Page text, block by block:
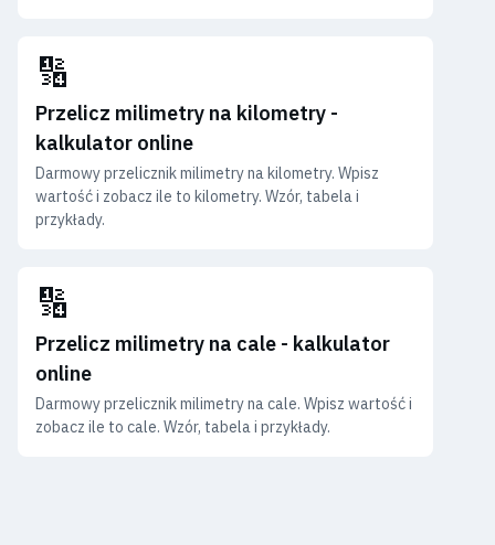
🔢
Przelicz milimetry na kilometry -
kalkulator online
Darmowy przelicznik milimetry na kilometry. Wpisz
wartość i zobacz ile to kilometry. Wzór, tabela i
przykłady.
🔢
Przelicz milimetry na cale - kalkulator
online
Darmowy przelicznik milimetry na cale. Wpisz wartość i
zobacz ile to cale. Wzór, tabela i przykłady.